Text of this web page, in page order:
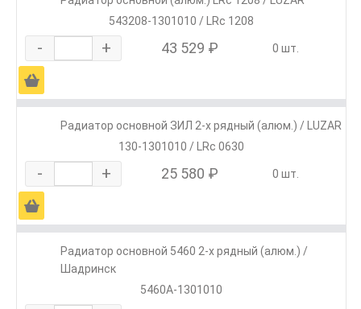
543208-1301010 / LRc 1208
- + 43 529 ₽ 0 шт.
Ä
Радиатор основной ЗИЛ 2-х рядный (алюм.) / LUZAR
130-1301010 / LRc 0630
- + 25 580 ₽ 0 шт.
Ä
Радиатор основной 5460 2-х рядный (алюм.) /
Шадринск
5460А-1301010